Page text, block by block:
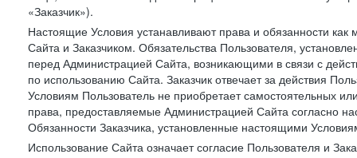
«Заказчик»).
Настоящие Условия устанавливают права и обязанности
Сайта и Заказчиком. Обязательства Пользователя,
перед Администрацией Сайта, возникающими в связи с
по использованию Сайта. Заказчик отвечает за действия
Условиям Пользователь не приобретает самостоятельных
права, предоставляемые Администрацией Сайта согласно
Обязанности Заказчика, установленные настоящими
Использование Сайта означает согласие Пользователя и